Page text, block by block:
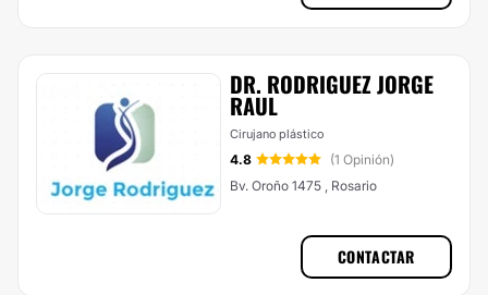
DR. RODRIGUEZ JORGE
RAUL
Cirujano plástico
4.8
(1 Opinión)
Bv. Oroño 1475 , Rosario
CONTACTAR